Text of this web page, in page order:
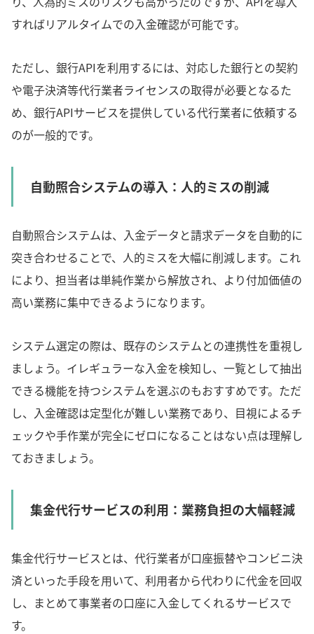
すればリアルタイムでの入金確認が可能です。
ただし、銀行APIを利用するには、対応した銀行との契約
や電子決済等代行業者ライセンスの取得が必要となるた
め、銀行APIサービスを提供している代行業者に依頼する
のが一般的です。
自動照合システムの導入：人的ミスの削減
自動照合システムは、入金データと請求データを自動的に
突き合わせることで、人的ミスを大幅に削減します。これ
により、担当者は単純作業から解放され、より付加価値の
高い業務に集中できるようになります。
システム選定の際は、既存のシステムとの連携性を重視し
ましょう。イレギュラーな入金を検知し、一覧として抽出
できる機能を持つシステムを選ぶのもおすすめです。ただ
し、入金確認は定型化が難しい業務であり、目視によるチ
ェックや手作業が完全にゼロになることはない点は理解し
ておきましょう。
集金代行サービスの利用：業務負担の大幅軽減
集金代行サービスとは、代行業者が口座振替やコンビニ決
済といった手段を用いて、利用者から代わりに代金を回収
し、まとめて事業者の口座に入金してくれるサービスで
す。